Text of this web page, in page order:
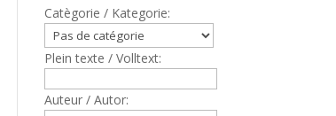
Catègorie / Kategorie:
Plein texte / Volltext:
Auteur / Autor: